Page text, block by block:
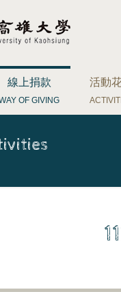
線上捐款
OF GIVING
活動